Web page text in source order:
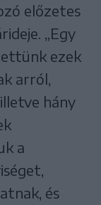
előzetes
„Egy
ezek
arról,
hány
a
és